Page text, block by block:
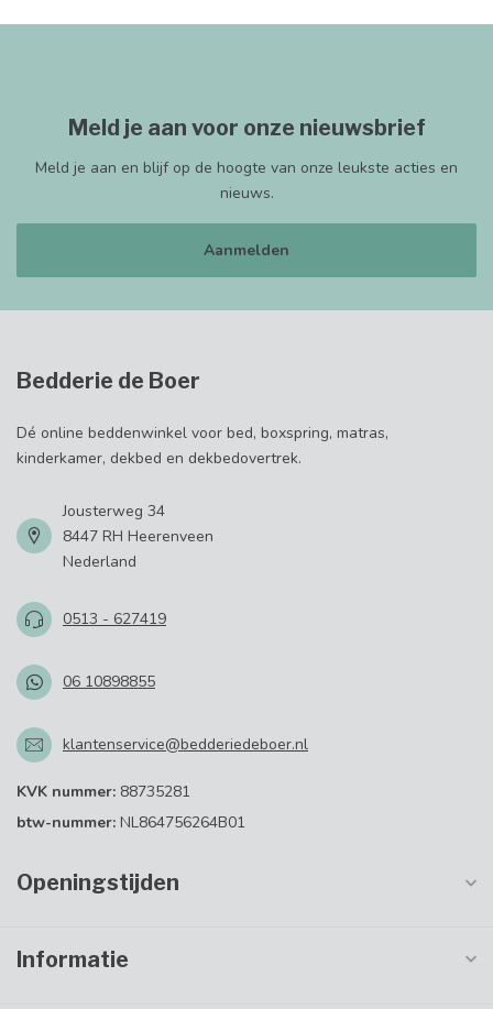
Meld je aan voor onze nieuwsbrief
Meld je aan en blijf op de hoogte van onze leukste acties en
nieuws.
Aanmelden
Bedderie de Boer
Dé online beddenwinkel voor bed, boxspring, matras,
kinderkamer, dekbed en dekbedovertrek.
Jousterweg 34
8447 RH Heerenveen
Nederland
0513 - 627419
06 10898855
klantenservice@bedderiedeboer.nl
KVK nummer: 88735281
btw-nummer: NL864756264B01
Openingstijden
Informatie